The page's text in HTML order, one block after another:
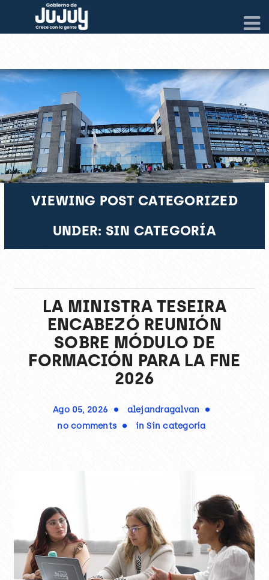
VIEWING POST CATEGORIZED
UNDER: SIN CATEGORÍA
LA MINISTRA TESEIRA
ENCABEZÓ REUNIÓN
SOBRE MÓDULO DE
FORMACIÓN PARA LA FNE
2026
Ago 05, 2026
alejandragalvan
no comments
inSin categoría